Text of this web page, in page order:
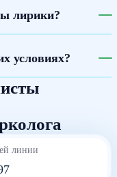
лирики?
условиях?
линии